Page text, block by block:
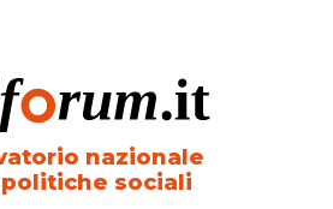
nazionale
sociali